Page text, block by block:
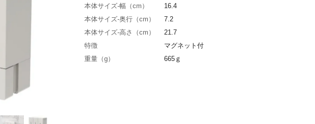
本体サイズ-幅（cm）
16.4
本体サイズ-奥行（cm）
7.2
本体サイズ-高さ（cm）
21.7
特徴
マグネット付
重量（g）
665ｇ